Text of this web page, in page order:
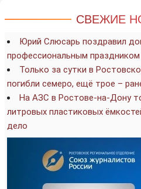
СВЕЖИЕ
Юрий Слюсарь поздравил
профессиональным праздником
Только за сутки в
погибли семеро, ещё трое –
На АЗС в Ростове-на-Дону
литровых пластиковых
дело